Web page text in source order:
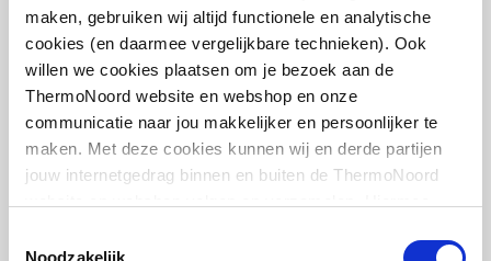
maken, gebruiken wij altijd functionele en analytische
cookies (en daarmee vergelijkbare technieken). Ook
willen we cookies plaatsen om je bezoek aan de
ThermoNoord website en webshop en onze
communicatie naar jou makkelijker en persoonlijker te
maken. Met deze cookies kunnen wij en derde partijen
jouw internetgedrag binnen en buiten de ThermoNoord
communicatie aan jouw interesses aan. We slaan je
Noodzakelijk
muurbuis
5/4"x32mm | m. rozet | Chroom
artikel 0500216
Leverancier : 102845